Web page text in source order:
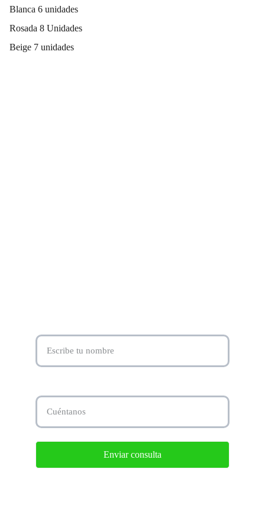
Blanca 6 unidades
Rosada 8 Unidades
Beige 7 unidades
Enviar consulta